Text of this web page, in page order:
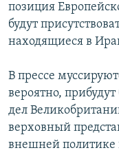
позиция
будут
находящиеся в
В прессе
вероятно,
дел
верховный
внешней политике